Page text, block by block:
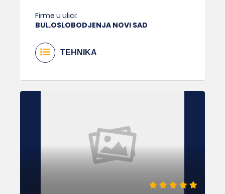
Firme u ulici:
BUL.OSLOBODJENJA NOVI SAD
TEHNIKA